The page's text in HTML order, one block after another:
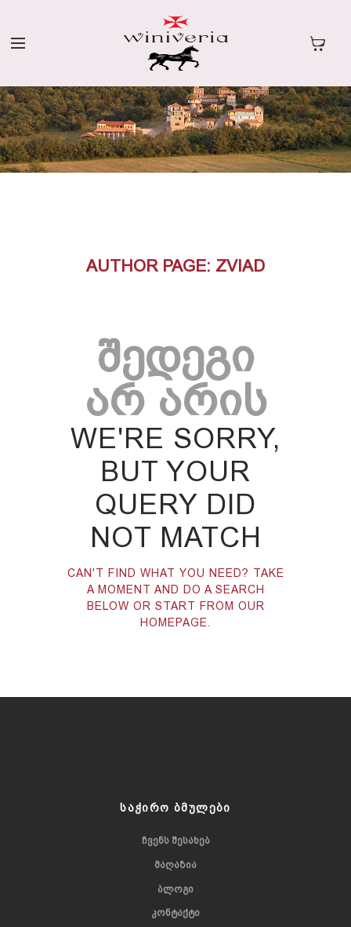
AUTHOR PAGE: ZVIAD
ᲨᲔᲓᲔᲒᲘ
ᲐᲠ ᲐᲠᲘᲡ
WE'RE SORRY,
BUT YOUR
QUERY DID
NOT MATCH
CAN'T FIND WHAT YOU NEED? TAKE
A MOMENT AND DO A SEARCH
BELOW OR START FROM OUR
HOMEPAGE
ᲡᲐᲭᲘᲠᲝ ᲑᲛᲣᲚᲔᲑᲘ
ᲩᲕᲔᲜᲡ ᲨᲔᲡᲐᲮᲔᲑ
ᲛᲐᲦᲐᲖᲘᲐ
ᲑᲚᲝᲒᲘ
ᲙᲝᲜᲢᲐᲥᲢᲘ